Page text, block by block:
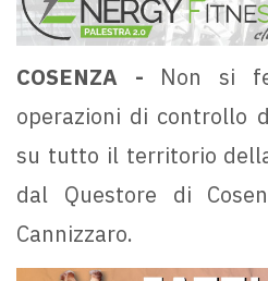
COSENZA - Non si
operazioni di controllo
su tutto il territorio
dal Questore di
Cannizzaro.